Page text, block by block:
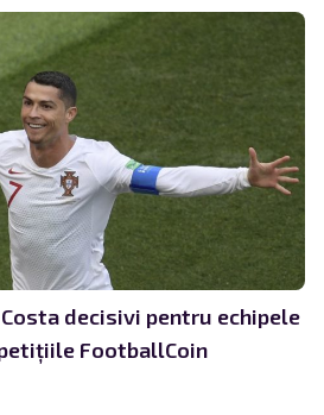
decisivi pentru echipele
FootballCoin